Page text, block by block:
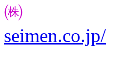
㈱
seimen.co.jp/
カレー